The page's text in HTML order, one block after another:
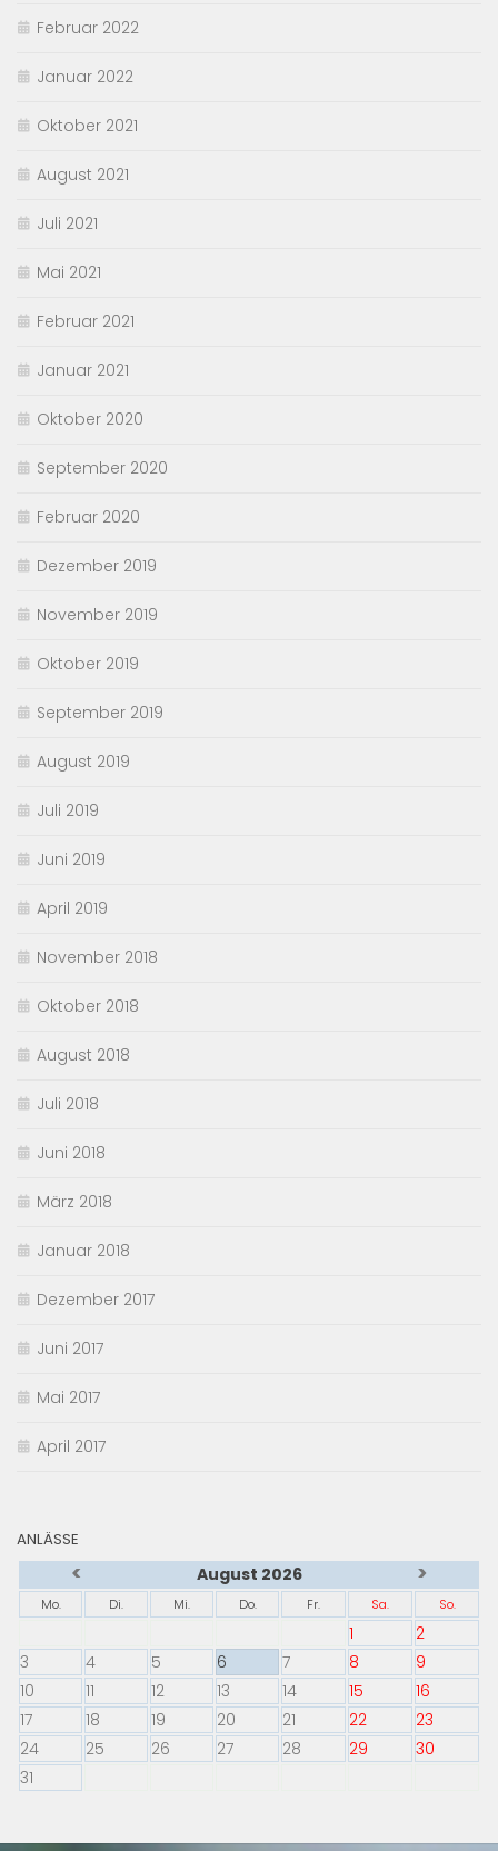
Februar 2022
Januar 2022
Oktober 2021
August 2021
Juli 2021
Mai 2021
Februar 2021
Januar 2021
Oktober 2020
September 2020
Februar 2020
Dezember 2019
November 2019
Oktober 2019
September 2019
August 2019
Juli 2019
Juni 2019
April 2019
November 2018
Oktober 2018
August 2018
Juli 2018
Juni 2018
März 2018
Januar 2018
Dezember 2017
Juni 2017
Mai 2017
April 2017
ANLÄSSE
< August 2026 >
Mo. Di. Mi. Do. Fr. Sa. So.
1
2
3
4 5 6 7 8
9
10
11 12 13 14 15
16
17
18 19 20 21 22
23
24
25 26 27 28 29
30
31